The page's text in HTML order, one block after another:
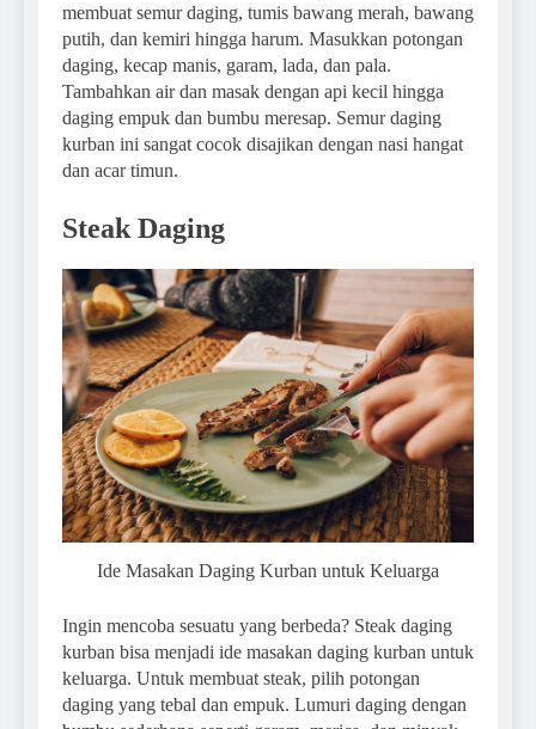
membuat semur daging, tumis bawang merah, bawang
putih, dan kemiri hingga harum. Masukkan potongan
daging, kecap manis, garam, lada, dan pala.
Tambahkan air dan masak dengan api kecil hingga
daging empuk dan bumbu meresap. Semur daging
kurban ini sangat cocok disajikan dengan nasi hangat
dan acar timun.
Steak Daging
Ide Masakan Daging Kurban untuk Keluarga
Ingin mencoba sesuatu yang berbeda? Steak daging
kurban bisa menjadi ide masakan daging kurban untuk
keluarga. Untuk membuat steak, pilih potongan
daging yang tebal dan empuk. Lumuri daging dengan